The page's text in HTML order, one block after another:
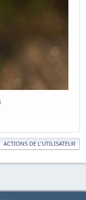
ACTIONS DE L'UTILISATEUR